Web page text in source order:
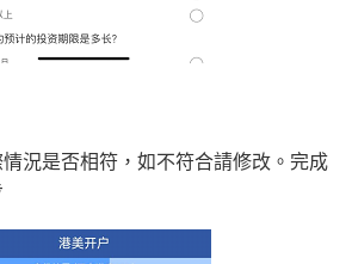
況是否相符，如不符合請修改。完成